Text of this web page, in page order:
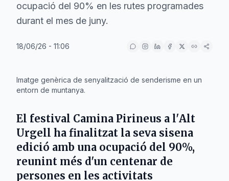
ocupació del 90% en les rutes programades
durant el mes de juny.
18/06/26 - 11:06
Imatge genèrica de senyalització de senderisme en un
entorn de muntanya.
El festival Camina Pirineus a l'Alt
Urgell ha finalitzat la seva sisena
edició amb una ocupació del 90%,
reunint més d'un centenar de
persones en les activitats